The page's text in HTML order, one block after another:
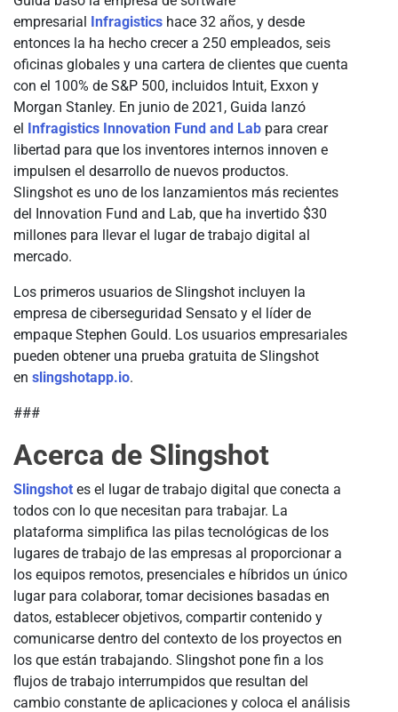
empresarial Infragistics hace 32 años, y desde
entonces la ha hecho crecer a 250 empleados, seis
oficinas globales y una cartera de clientes que cuenta
con el 100% de S&P 500, incluidos Intuit, Exxon y
Morgan Stanley. En junio de 2021, Guida lanzó
el Infragistics Innovation Fund and Lab para crear
libertad para que los inventores internos innoven e
impulsen el desarrollo de nuevos productos.
Slingshot es uno de los lanzamientos más recientes
del Innovation Fund and Lab, que ha invertido $30
millones para llevar el lugar de trabajo digital al
mercado.
Los primeros usuarios de Slingshot incluyen la
empresa de ciberseguridad Sensato y el líder de
empaque Stephen Gould. Los usuarios empresariales
pueden obtener una prueba gratuita de Slingshot
en slingshotapp.io.
###
Acerca de Slingshot
Slingshot es el lugar de trabajo digital que conecta a
todos con lo que necesitan para trabajar. La
plataforma simplifica las pilas tecnológicas de los
lugares de trabajo de las empresas al proporcionar a
los equipos remotos, presenciales e híbridos un único
lugar para colaborar, tomar decisiones basadas en
datos, establecer objetivos, compartir contenido y
comunicarse dentro del contexto de los proyectos en
los que están trabajando. Slingshot pone fin a los
flujos de trabajo interrumpidos que resultan del
cambio constante de aplicaciones y coloca el análisis